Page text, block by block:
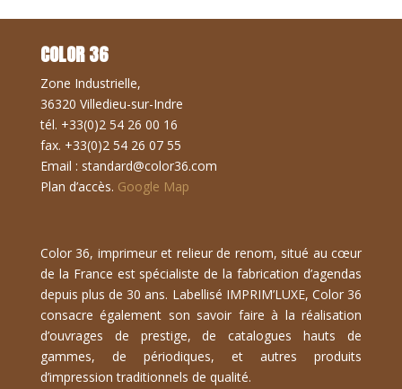
COLOR 36
Zone Industrielle,
36320 Villedieu-sur-Indre
tél. +33(0)2 54 26 00 16
fax. +33(0)2 54 26 07 55
Email : standard@color36.com
Plan d’accès. Google Map
Color 36, imprimeur et relieur de renom, situé au cœur
de la France est spécialiste de la fabrication d’agendas
depuis plus de 30 ans. Labellisé IMPRIM’LUXE, Color 36
consacre également son savoir faire à la réalisation
d’ouvrages de prestige, de catalogues hauts de
gammes, de périodiques, et autres produits
d’impression traditionnels de qualité.